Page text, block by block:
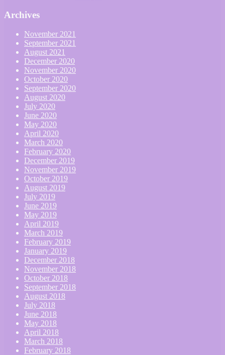
Archives
November 2021
September 2021
August 2021
December 2020
November 2020
October 2020
September 2020
August 2020
July 2020
June 2020
May 2020
April 2020
March 2020
February 2020
December 2019
November 2019
October 2019
August 2019
July 2019
June 2019
May 2019
April 2019
March 2019
February 2019
January 2019
December 2018
November 2018
October 2018
September 2018
August 2018
July 2018
June 2018
May 2018
April 2018
March 2018
February 2018